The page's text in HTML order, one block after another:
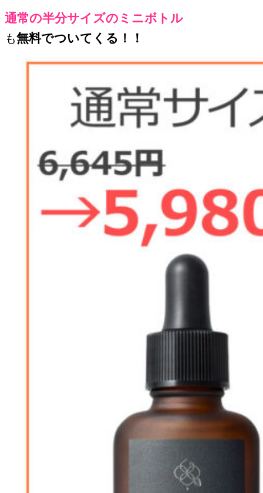
通常の半分サイズのミニボトル
も無料でついてくる！！